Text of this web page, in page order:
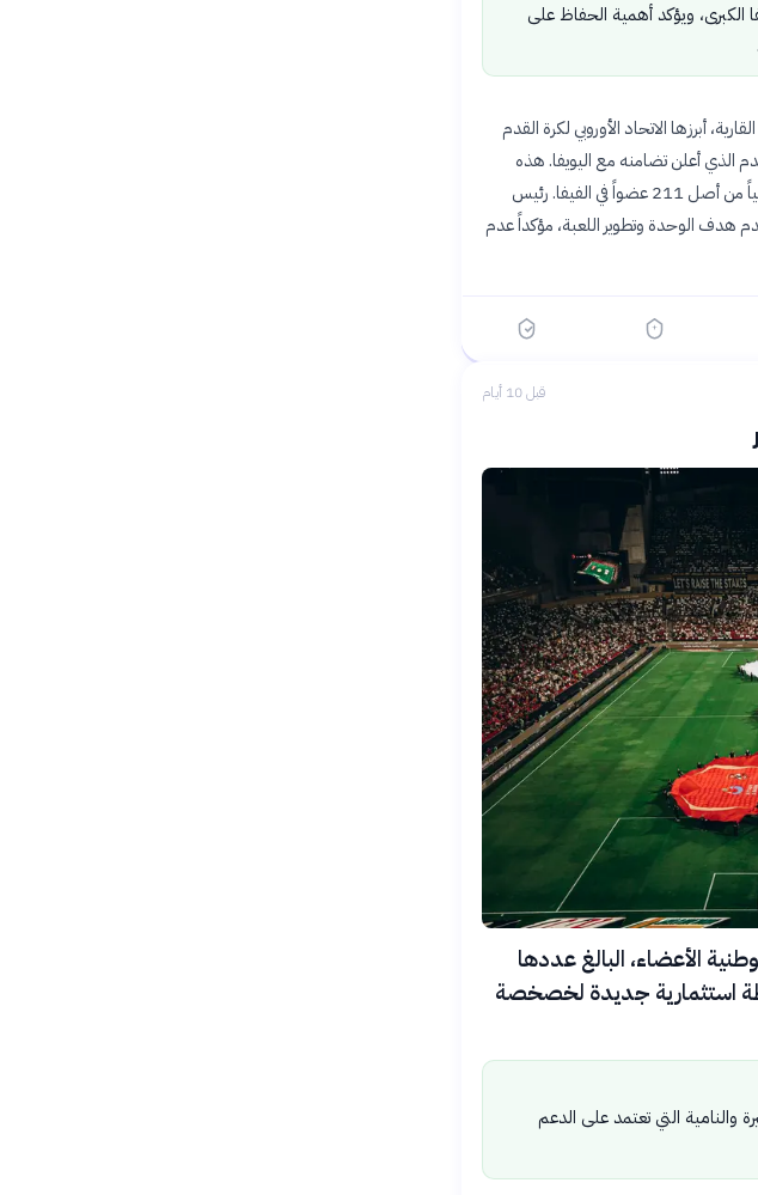
الكبرى، ويؤكد أهمية الحفاظ على
أبرزها الاتحاد الأوروبي لكرة القدم
الذي أعلن تضامنه مع اليويفا. هذه
الاتحادات الثلاثة، بالإضافة إلى الكونكاكاف، تمثل 143 اتحاداً وطنياً من أصل 211 عضواً في الفيفا. رئيس
هدف الوحدة وتطوير اللعبة، مؤكداً عدم
قبل 10 أيام
الأعضاء، البالغ عددها
من خطة استثمارية جديدة لخصخصة
والنامية التي تعتمد على الدعم